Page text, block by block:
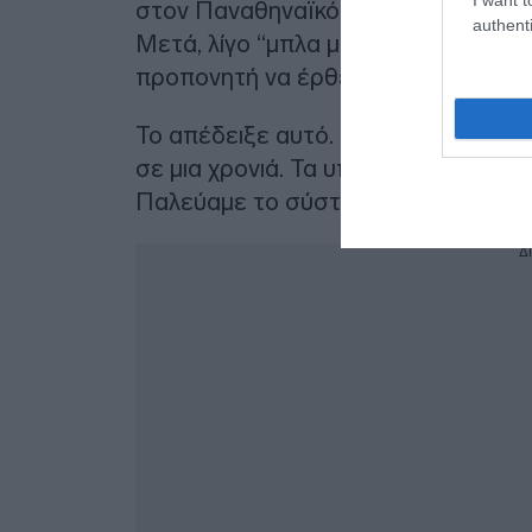
στον Παναθηναϊκό. Τον πρώτο
Μετά, λίγο “μπλα μπλα”, λίγο
προπονητή να έρθει στον
Το απέδειξε αυτό. Μας πήρε από
σε μια χρονιά. Τα υπόλοιπα χρόνια
Παλεύαμε το σύστημα. Θα το πω